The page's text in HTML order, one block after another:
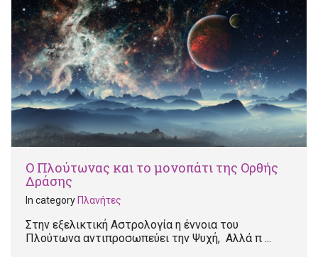
Ο Πλούτωνας και το μονοπάτι της Ορθής
Δράσης
In category Πλανήτες
Στην εξελικτική Αστρολογία η έννοια του
Πλούτωνα αντιπροσωπεύει την Ψυχή, Αλλά π ...